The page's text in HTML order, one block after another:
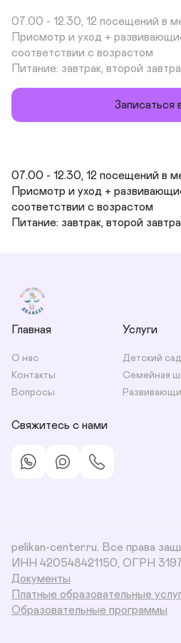
07.00 - 12.30, 12 посещений в
Присмотр и уход +
соответствии с возрастом
Питание: завтрак, второй
Записаться
07.00 - 12.30, 12 посещений в
Присмотр и уход +
соответствии с возрастом
Питание: завтрак, второй
Главная
О нас
Контакты
Вопросы
Услуги
Детский сад
Семейная
Свяжитесь с нами
pelikan-center.ru. Все права
ИНН 420548421150, ОГРН
Документы
Платные образовательные
Образовательные программы